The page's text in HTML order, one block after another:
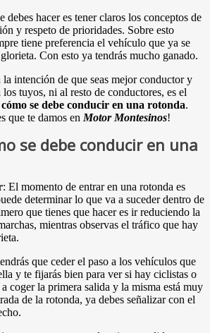
debes hacer es tener claros los conceptos de
y respeto de prioridades. Sobre esto
tiene preferencia el vehículo que ya se
Con esto ya tendrás mucho ganado.
la intención de que seas mejor conductor y
tuyos, ni al resto de conductores, es el
cómo se debe conducir en una rotonda.
que te damos en Motor Montesinos!
se debe conducir en una
: El momento de entrar en una rotonda es
determinar lo que va a suceder dentro de
que tienes que hacer es ir reduciendo la
mientras observas el tráfico que hay
que ceder el paso a los vehículos que
y te fijarás bien para ver si hay ciclistas o
coger la primera salida y la misma está muy
de la rotonda, ya debes señalizar con el